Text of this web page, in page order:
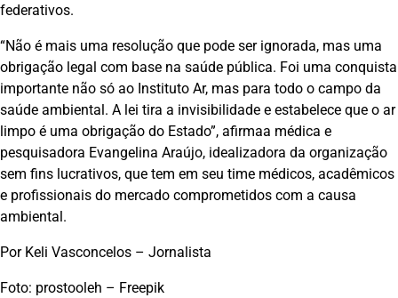
federativos.
“Não é mais uma resolução que pode ser ignorada, mas uma
obrigação legal com base na saúde pública. Foi uma conquista
importante não só ao Instituto Ar, mas para todo o campo da
saúde ambiental. A lei tira a invisibilidade e estabelece que o ar
limpo é uma obrigação do Estado”, afirmaa médica e
pesquisadora Evangelina Araújo, idealizadora da organização
sem fins lucrativos, que tem em seu time médicos, acadêmicos
e profissionais do mercado comprometidos com a causa
ambiental.
Por Keli Vasconcelos – Jornalista
Foto: prostooleh – Freepik